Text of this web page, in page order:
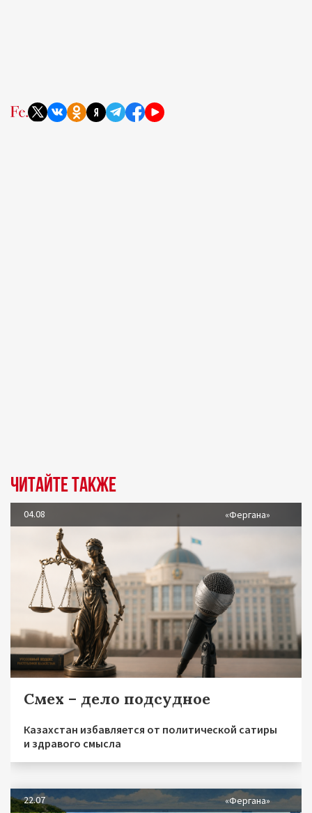
Читайте также
04.08 «Фергана»
Смех – дело подсудное
Казахстан избавляется от политической сатиры
и здравого смысла
22.07 «Фергана»